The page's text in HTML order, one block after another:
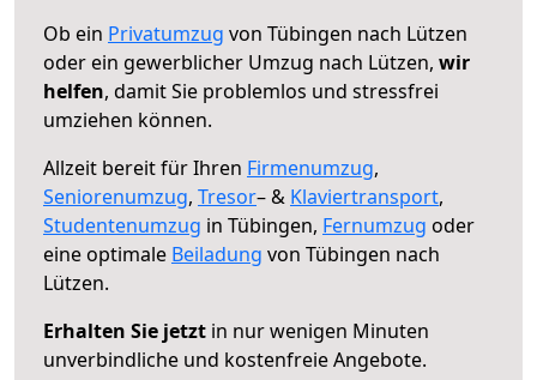
Ob ein Privatumzug von Tübingen nach Lützen
oder ein gewerblicher Umzug nach Lützen, wir
helfen, damit Sie problemlos und stressfrei
umziehen können.
Allzeit bereit für Ihren Firmenumzug,
Seniorenumzug, Tresor– & Klaviertransport,
Studentenumzug in Tübingen, Fernumzug oder
eine optimale Beiladung von Tübingen nach
Lützen.
Erhalten Sie jetzt in nur wenigen Minuten
unverbindliche und kostenfreie Angebote.